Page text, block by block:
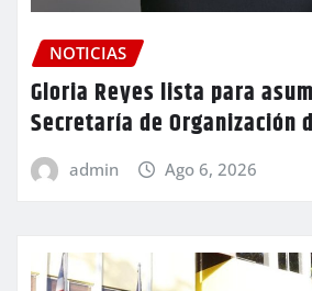
NOTICIAS
Gloria Reyes lista para
Secretaría de Organización
admin Ago 6, 2026